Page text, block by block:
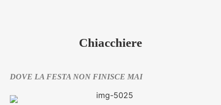
Chiacchiere
DOVE LA FESTA NON FINISCE MAI